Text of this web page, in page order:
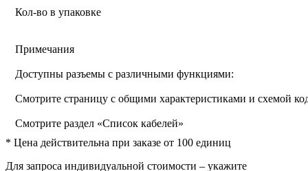
Кол-во в упаковке
Примечания
Доступны разъемы с различными функциями:
Смотрите страницу с общими характеристиками и схемой
Смотрите раздел «Список кабелей»
* Цена действительна при заказе от 100 единиц
Для запроса индивидуальной стоимости – укажите